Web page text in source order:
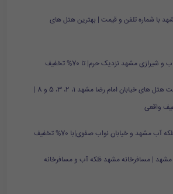
با شماره تلفن و قیمت | بهترین هتل های
مشهد نزدیک حرم| تا 70% تخفیف
قیمت و شماره تلفن و لیست هتل های خیابان امام رضا مشهد 1، 2، 3، 5 و 8 |
واقعی
مشهد و خیابان نواب صفوی|با 70% تخفیف
مشهد | مسافرخانه مشهد فلکه آب و مسافرخانه